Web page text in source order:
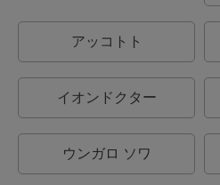
アッコトト
イオンドクター
ウンガロ ソワ